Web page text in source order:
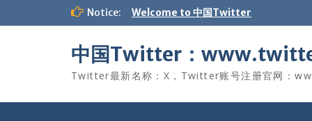
Notice: Welcome to 中国Twitter
中国Twitter：
Twitter最新名称：X，Twitter账号注册官网：